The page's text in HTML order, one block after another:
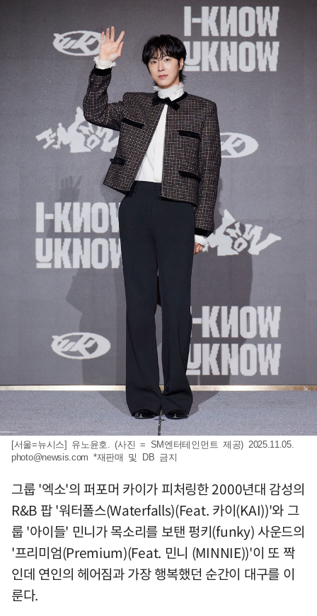
[서울=뉴시스] 유노윤호. (사진 = SM엔터테인먼트 제공) 2025.11.05.
photo@newsis.com *재판매 및 DB 금지
그룹 '엑소'의 퍼포머 카이가 피처링한 2000년대 감성의
R&B 팝 '워터폴스(Waterfalls)(Feat. 카이(KAI))'와 그
룹 '아이들' 민니가 목소리를 보탠 펑키(funky) 사운드의
'프리미엄(Premium)(Feat. 민니 (MINNIE))'이 또 짝
인데 연인의 헤어짐과 가장 행복했던 순간이 대구를 이
룬다.